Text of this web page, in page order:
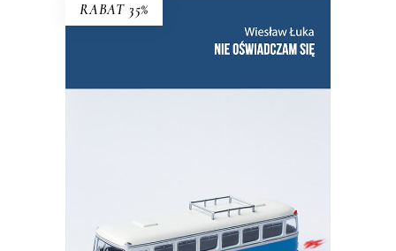
RABAT 35%
35.75zł
KSIĄŻKA DO KOSZYKA